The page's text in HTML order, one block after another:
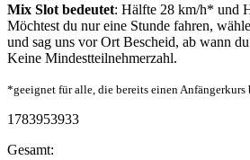
Mix Slot bedeutet: Hälfte 28 km/h* und
Möchtest du nur eine Stunde fahren, wähle
und sag uns vor Ort Bescheid, ab wann
Keine Mindestteilnehmerzahl.
*geeignet für alle, die bereits einen Anfängerkurs
1783953933
Gesamt: